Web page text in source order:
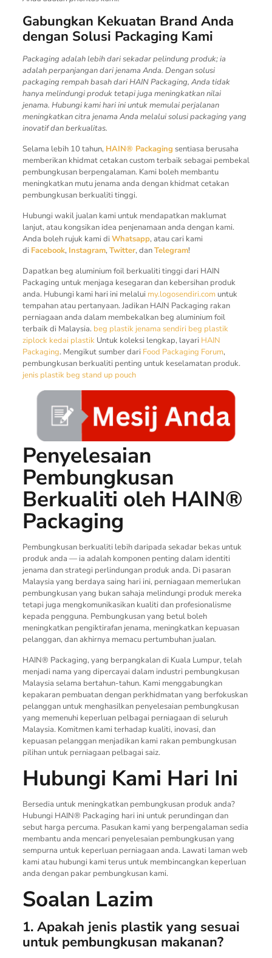
Gabungkan Kekuatan Brand Anda
dengan Solusi Packaging Kami
Packaging adalah lebih dari sekadar pelindung produk; ia
adalah perpanjangan dari jenama Anda. Dengan solusi
packaging rempah basah dari HAIN Packaging, Anda tidak
hanya melindungi produk tetapi juga meningkatkan nilai
jenama. Hubungi kami hari ini untuk memulai perjalanan
meningkatkan citra jenama Anda melalui solusi packaging yang
inovatif dan berkualitas.
Selama lebih 10 tahun, HAIN® Packaging sentiasa berusaha
memberikan khidmat cetakan custom terbaik sebagai pembekal
pembungkusan berpengalaman. Kami boleh membantu
meningkatkan mutu jenama anda dengan khidmat cetakan
pembungkusan berkualiti tinggi.
Hubungi wakil jualan kami untuk mendapatkan maklumat
lanjut, atau kongsikan idea penjenamaan anda dengan kami.
Anda boleh rujuk kami diWhatsapp, atau cari kami
di Facebook, Instagram, Twitter, danTelegram!
Dapatkan beg aluminium foil berkualiti tinggi dari HAIN
Packaging untuk menjaga kesegaran dan kebersihan produk
anda. Hubungi kami hari ini melalui my.logosendiri.comuntuk
tempahan atau pertanyaan. Jadikan HAIN Packaging rakan
perniagaan anda dalam membekalkan beg aluminium foil
terbaik di Malaysia. beg plastik jenama sendiri beg plastik
ziplock kedai plastikUntuk koleksi lengkap, layari HAIN
Packaging. Mengikut sumber dari Food Packaging Forum,
pembungkusan berkualiti penting untuk keselamatan produk.
jenis plastik beg stand up pouch
Penyelesaian
Pembungkusan
Berkualiti oleh HAIN®
Packaging
Pembungkusan berkualiti lebih daripada sekadar bekas untuk
produk anda — ia adalah komponen penting dalam identiti
jenama dan strategi perlindungan produk anda. Di pasaran
Malaysia yang berdaya saing hari ini, perniagaan memerlukan
pembungkusan yang bukan sahaja melindungi produk mereka
tetapi juga mengkomunikasikan kualiti dan profesionalisme
kepada pengguna. Pembungkusan yang betul boleh
meningkatkan pengiktirafan jenama, meningkatkan kepuasan
pelanggan, dan akhirnya memacu pertumbuhan jualan.
HAIN® Packaging, yang berpangkalan di Kuala Lumpur, telah
menjadi nama yang dipercayai dalam industri pembungkusan
Malaysia selama bertahun-tahun. Kami menggabungkan
kepakaran pembuatan dengan perkhidmatan yang berfokuskan
pelanggan untuk menghasilkan penyelesaian pembungkusan
yang memenuhi keperluan pelbagai perniagaan di seluruh
Malaysia. Komitmen kami terhadap kualiti, inovasi, dan
kepuasan pelanggan menjadikan kami rakan pembungkusan
pilihan untuk perniagaan pelbagai saiz.
Hubungi Kami Hari Ini
Bersedia untuk meningkatkan pembungkusan produk anda?
Hubungi HAIN® Packaging hari ini untuk perundingan dan
sebut harga percuma. Pasukan kami yang berpengalaman sedia
membantu anda mencari penyelesaian pembungkusan yang
sempurna untuk keperluan perniagaan anda. Lawati laman web
kami atau hubungi kami terus untuk membincangkan keperluan
anda dengan pakar pembungkusan kami.
Soalan Lazim
1. Apakah jenis plastik yang sesuai
untuk pembungkusan makanan?